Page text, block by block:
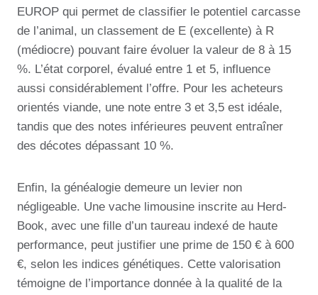
EUROP qui permet de classifier le potentiel carcasse
de l’animal, un classement de E (excellente) à R
(médiocre) pouvant faire évoluer la valeur de 8 à 15
%. L’état corporel, évalué entre 1 et 5, influence
aussi considérablement l’offre. Pour les acheteurs
orientés viande, une note entre 3 et 3,5 est idéale,
tandis que des notes inférieures peuvent entraîner
des décotes dépassant 10 %.
Enfin, la généalogie demeure un levier non
négligeable. Une vache limousine inscrite au Herd-
Book, avec une fille d’un taureau indexé de haute
performance, peut justifier une prime de 150 € à 600
€, selon les indices génétiques. Cette valorisation
témoigne de l’importance donnée à la qualité de la